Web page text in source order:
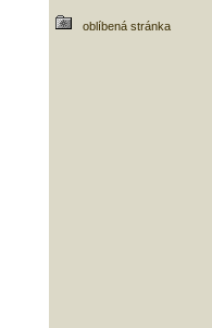
oblíbená stránka